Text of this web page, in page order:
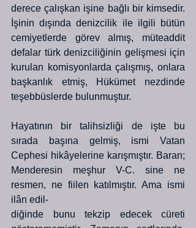
derece çalışkan işine bağlı bir kimsedir.
İşinin dışında denizcilik ile ilgili bütün
cemiyetlerde görev almış, müteaddit
defalar türk denizciliğinin gelişmesi için
kurulan komisyonlarda çalışmış, onlara
başkanlık etmiş, Hükümet nezdinde
teşebbüslerde bulunmuştur.
Hayatının bir talihsizliği de işte bu
sırada başına gelmiş, ismi Vatan
Cephesi hikâyelerine karışmıştır. Baran;
Menderesin meşhur V-C. sine ne
resmen, ne fiilen katılmıştır. Ama ismi
ilân edil-
diğinde bunu tekzip edecek cüreti